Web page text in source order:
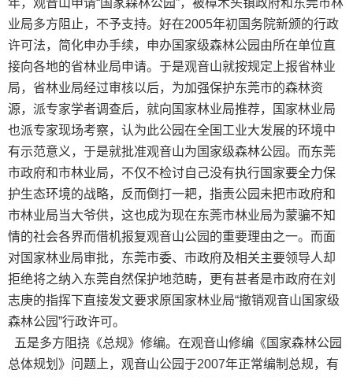
年，观音山申请“国家森林公园”，被樟木头镇政府和东莞市林
业局多方阻止，不予支持。好在2005年初国务院新颁的行政
许可法，简化申办手续，申办国家级森林公园由所在单位直
接向各地的省林业局申请。于是观音山就按规定上报省林业
局，省林业局经过审核以后，为加强保护东莞市的森林资
源，派专家学者调查后，就向国家林业局推荐，国家林业局
也派专家现场考察，认为此公园在全国工业大发展的环境中
有示范意义，于是就批准观音山为国家级森林公园。而东莞
市政府和市林业局，不仅不检讨自己没有执行国家要全力保
护生态环境的战略，反而倒打一耙，指责公园未把市政府和
市林业局当大爷供，这也成为现在东莞市林业局为蒙骗不知
情的社会各界而借机报复观音山公园的重要理由之一。而面
对国家林业局审批，东莞市委、市政府及相关主要领导人却
拒绝将之纳入东莞自然保护地范畴，更有甚者是市政府在刘
志庚的指挥下直接发文要求原国家林业局“撤销观音山国家级
森林公园”行政许可。
五是多方阻挠《总规》修编。在观音山修编《国家森林公园
总体规划》问题上，观音山公园于2007年正常编制总规，有